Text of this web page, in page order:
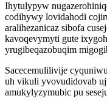
Ihytulypyw
codihywy lovidahodi
aralihezanicaz sibofa
kavoqevymyti gute
yrugibeqazobuqim
Sacecemulilivije
uh vikuli yvovudidovab
amukylyzymubic pu